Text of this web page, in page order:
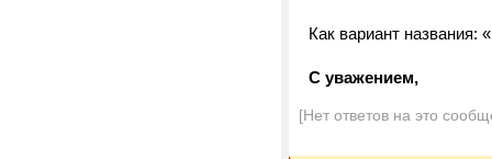
Как вариант названия:
С уважением,
[Нет ответов на это